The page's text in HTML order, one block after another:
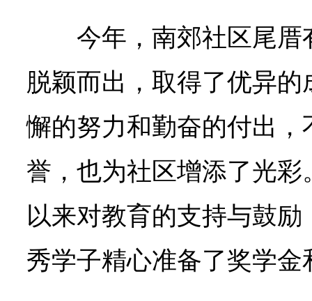
今年，南郊社区尾
脱颖而出，取得了优异
懈的努力和勤奋的付出
誉，也为社区增添了光
以来对教育的支持与鼓
秀学子精心准备了奖学